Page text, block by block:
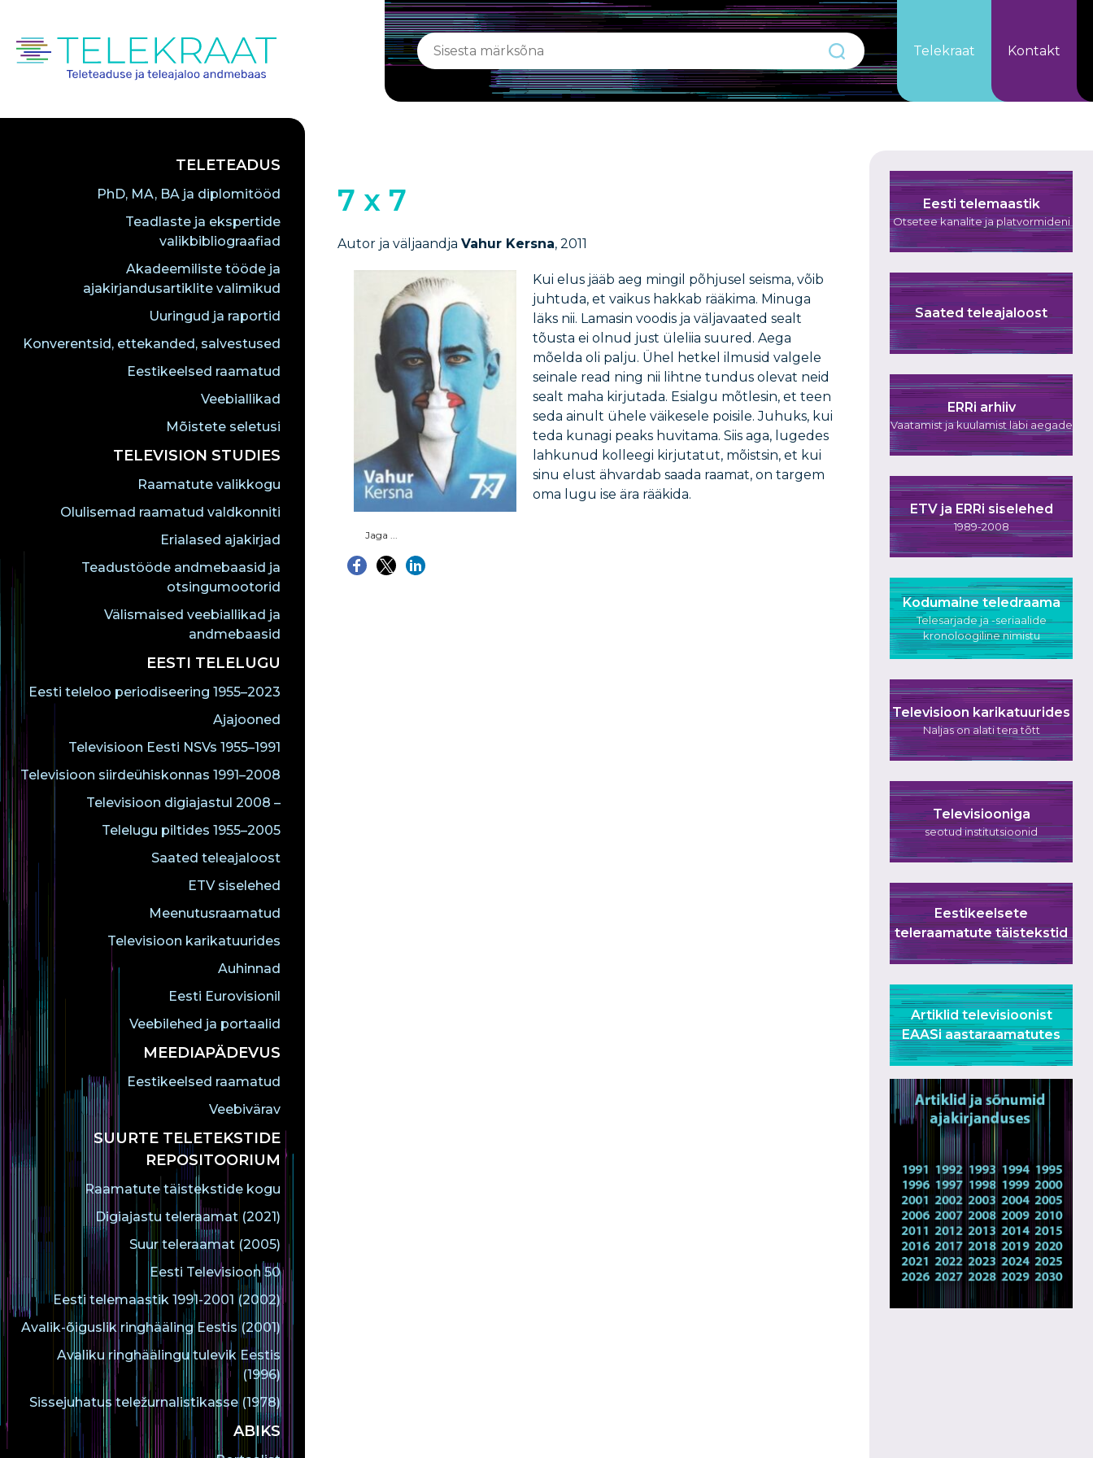
Telekraat Kontakt
TELETEADUS
PhD, MA, BA ja diplomitööd
Teadlaste ja ekspertide
valikbibliograafiad
Akadeemiliste tööde ja
ajakirjandusartiklite valimikud
Uuringud ja raportid
Konverentsid, ettekanded, salvestused
Eestikeelsed raamatud
Veebiallikad
Mõistete seletusi
TELEVISION STUDIES
Raamatute valikkogu
Olulisemad raamatud valdkonniti
Erialased ajakirjad
Teadustööde andmebaasid ja
otsingumootorid
Välismaised veebiallikad ja
andmebaasid
EESTI TELELUGU
Eesti teleloo periodiseering 1955–2023
Ajajooned
Televisioon Eesti NSVs 1955–1991
Televisioon siirdeühiskonnas 1991–2008
Televisioon digiajastul 2008 –
Telelugu piltides 1955–2005
Saated teleajaloost
ETV siselehed
Meenutusraamatud
Televisioon karikatuurides
Auhinnad
Eesti Eurovisionil
Veebilehed ja portaalid
MEEDIAPÄDEVUS
Eestikeelsed raamatud
Veebivärav
SUURTE TELETEKSTIDE
REPOSITOORIUM
Raamatute täistekstide kogu
Digiajastu teleraamat (2021)
Suur teleraamat (2005)
Eesti Televisioon 50
Eesti telemaastik 1991-2001 (2002)
Avalik-õiguslik ringhääling Eestis (2001)
Avaliku ringhäälingu tulevik Eestis
(1996)
Sissejuhatus teležurnalistikasse (1978)
ABIKS
7 x 7
Autor ja väljaandja Vahur Kersna, 2011
Kui elus jääb aeg mingil põhjusel seisma, võib
juhtuda, et vaikus hakkab rääkima. Minuga
läks nii. Lamasin voodis ja väljavaated sealt
tõusta ei olnud just üleliia suured. Aega
mõelda oli palju. Ühel hetkel ilmusid valgele
seinale read ning nii lihtne tundus olevat neid
sealt maha kirjutada. Esialgu mõtlesin, et teen
seda ainult ühele väikesele poisile. Juhuks, kui
teda kunagi peaks huvitama. Siis aga, lugedes
lahkunud kolleegi kirjutatut, mõistsin, et kui
sinu elust ähvardab saada raamat, on targem
oma lugu ise ära rääkida.
Jaga ...
Eesti telemaastik
Otsetee kanalite ja platvormideni
Saated teleajaloost
ERRi arhiiv
Vaatamist ja kuulamist läbi aegade
ETV ja ERRi siselehed
1989-2008
Kodumaine teledraama
Telesarjade ja -seriaalide
kronoloogiline nimistu
Televisioon karikatuurides
Naljas on alati tera tõtt
Televisiooniga
seotud institutsioonid
Eestikeelsete
teleraamatute täistekstid
Artiklid televisioonist
EAASi aastaraamatutes